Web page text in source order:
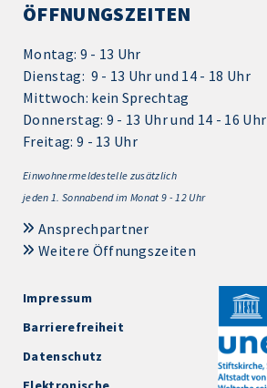
ÖFFNUNGSZEITEN
Montag: 9 - 13 Uhr
Dienstag: 9 - 13 Uhr und 14 - 18 Uhr
Mittwoch: kein Sprechtag
Donnerstag: 9 - 13 Uhr und 14 - 16 Uhr
Freitag: 9 - 13 Uhr
Einwohnermeldestelle zusätzlich
jeden 1. Sonnabend im Monat 9 - 12 Uhr
Ansprechpartner
Weitere Öffnungszeiten
Impressum
Barrierefreiheit
Datenschutz